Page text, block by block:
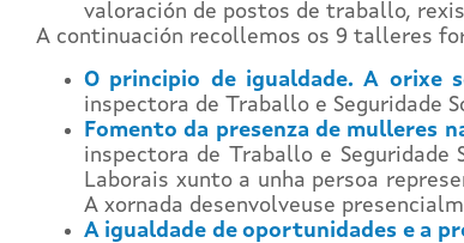
valoración de postos de traballo,
A continuación recollemos os 9 talleres
O principio de igualdade. A orixe
inspectora de Traballo e Seguridade
Fomento da presenza de mulleres
inspectora de Traballo e Seguridade
Laborais xunto a unha persoa
A xornada desenvolveuse
A igualdade de oportunidades e a